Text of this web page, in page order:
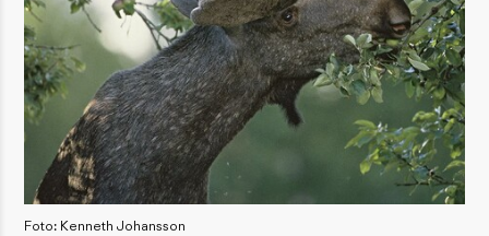
Foto: Kenneth Johansson